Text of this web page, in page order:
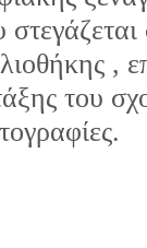
στεγάζεται
,
του